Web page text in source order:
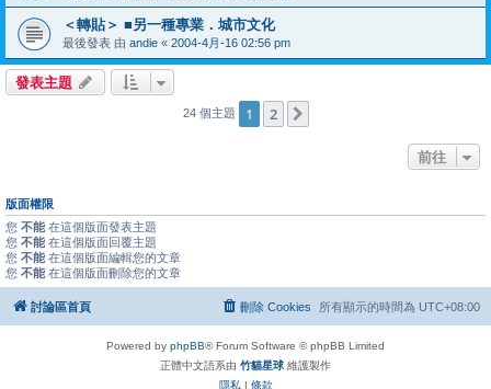
＜轉貼＞ ■另一種專業．城市文化
最後發表 由 andie « 2004-4月-16 02:56 pm
發表主題
24 個主題 1 2
前往
版面權限
您 不能 在這個版面發表主題
您 不能 在這個版面回覆主題
您 不能 在這個版面編輯您的文章
您 不能 在這個版面刪除您的文章
討論區首頁 所有顯示的時間為 UTC+08:00
刪除 Cookies
Powered by phpBB® Forum Software © phpBB Limited
正體中文語系由 竹貓星球 維護製作
隱私 | 條款